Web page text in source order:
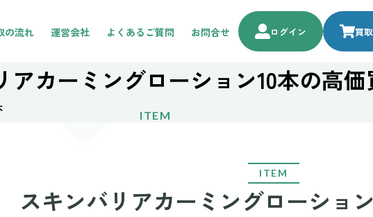
の流れ 運営会社 よくあるご質問 お問合せ ログイン 買
アカーミングローション10本の高価
ITEM
ITEM
スキンバリアカーミングローショ